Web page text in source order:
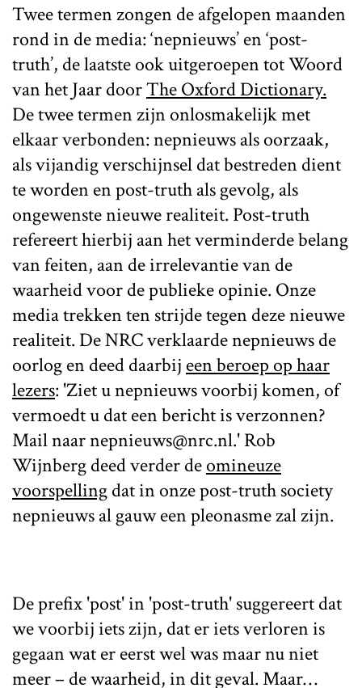
Twee termen zongen de afgelopen maanden
rond in de media: ‘nepnieuws’ en ‘post-
truth’, de laatste ook uitgeroepen tot Woord
van het Jaar doorThe Oxford Dictionary.
De twee termen zijn onlosmakelijk met
elkaar verbonden: nepnieuws als oorzaak,
als vijandig verschijnsel dat bestreden dient
te worden en post-truth als gevolg, als
ongewenste nieuwe realiteit. Post-truth
refereert hierbij aan het verminderde belang
van feiten, aan de irrelevantie van de
waarheid voor de publieke opinie. Onze
media trekken ten strijde tegen deze nieuwe
realiteit. De NRC verklaarde nepnieuws de
oorlog en deed daarbij een beroep op haar
lezers: 'Ziet u nepnieuws voorbij komen, of
vermoedt u dat een bericht is verzonnen?
Mail naar nepnieuws@nrc.nl.' Rob
Wijnberg deed verder deomineuze
voorspellingdat in onze post-truth society
nepnieuws al gauw een pleonasme zal zijn.
De prefix 'post' in 'post-truth' suggereert dat
we voorbij iets zijn, dat er iets verloren is
gegaan wat er eerst wel was maar nu niet
meer – de waarheid, in dit geval. Maar…